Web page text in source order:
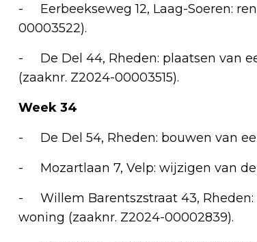
- Eerbeekseweg 12, Laag-Soeren:
00003522).
- De Del 44, Rheden: plaatsen van
(zaaknr. Z2024-00003515).
Week 34
- De Del 54, Rheden: bouwen van
- Mozartlaan 7, Velp: wijzigen van
- Willem Barentszstraat 43, Rheden:
woning (zaaknr. Z2024-00002839).